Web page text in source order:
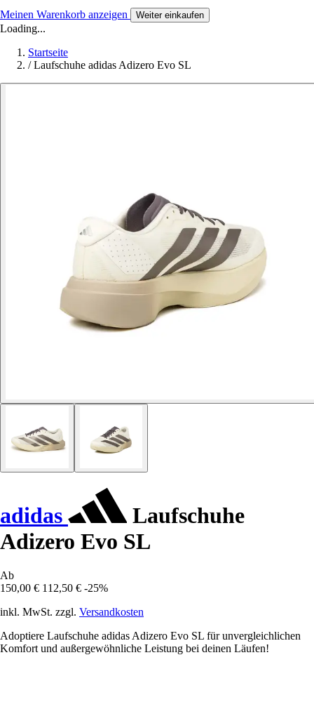
Meinen Warenkorb anzeigen Weiter einkaufen
Loading...
Startseite
/ Laufschuhe adidas Adizero Evo SL
adidas
Laufschuhe
Adizero Evo SL
Ab
150,00 € 112,50 € -25%
inkl. MwSt. zzgl. Versandkosten
Adoptiere Laufschuhe adidas Adizero Evo SL für unvergleichlichen
Komfort und außergewöhnliche Leistung bei deinen Läufen!